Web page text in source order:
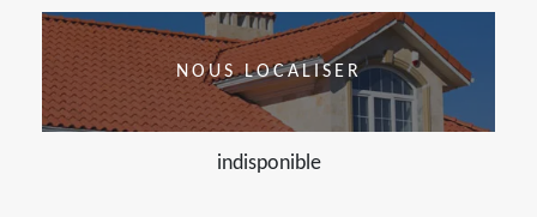
NOUS LOCALISER
indisponible